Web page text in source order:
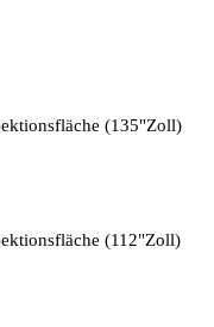
(135"Zoll)
(112"Zoll)